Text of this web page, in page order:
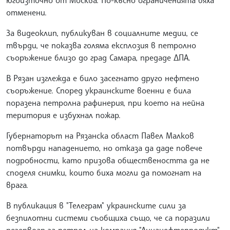
отменени.
За видеоклип, публикуван в социалните медии, се
твърди, че показва голяма експлозия в петролно
съоръжение близо до град Самара, предаде ДПА.
В Рязан изглежда е било засегнато друго нефтено
съоръжение. Според украинските военни е била
поразена петролна рафинерия, при което на нейна
територия е избухнал пожар.
Губернаторът на Рязанска област Павел Малков
потвърди нападението, но отказа да даде повече
подробности, като призова обществеността да не
споделя снимки, които биха могли да помогнат на
врага.
В публикация в "Телеграм" украинските сили за
безпилотни системи съобщиха също, че са поразили